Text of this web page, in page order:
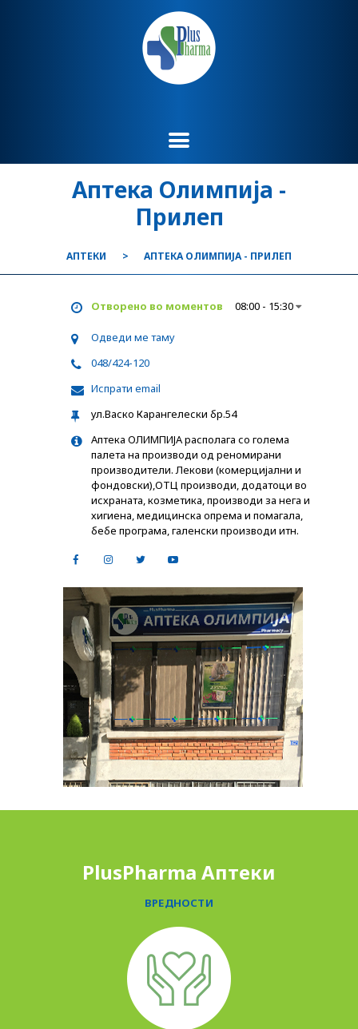
Аптека Олимпија -
Прилеп
АПТЕКИ АПТЕКА ОЛИМПИЈА - ПРИЛЕП
Отворено во моментов 08:00 - 15:30
Одведи ме таму
048/424-120
Испрати email
ул.Васко Карангелески бр.54
Аптека ОЛИМПИЈА располага со голема
палета на производи од реномирани
производители. Лекови (комерцијални и
фондовски),ОТЦ производи, додатоци во
исхраната, козметика, производи за нега и
хигиена, медицинска опрема и помагала,
бебе програма, галенски производи итн.
PlusPharma Аптеки
ВРЕДНОСТИ